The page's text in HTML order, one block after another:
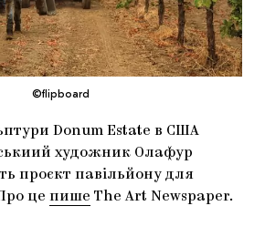
МАРГІНАЛІЇ
ПЛАТФОРМА
CULT ПРО РІЗДВЯНІ СВЯТА
©flipboard
Donum Estate в США
художник Олафур
проєкт павільйону для
це пише The Art Newspaper.